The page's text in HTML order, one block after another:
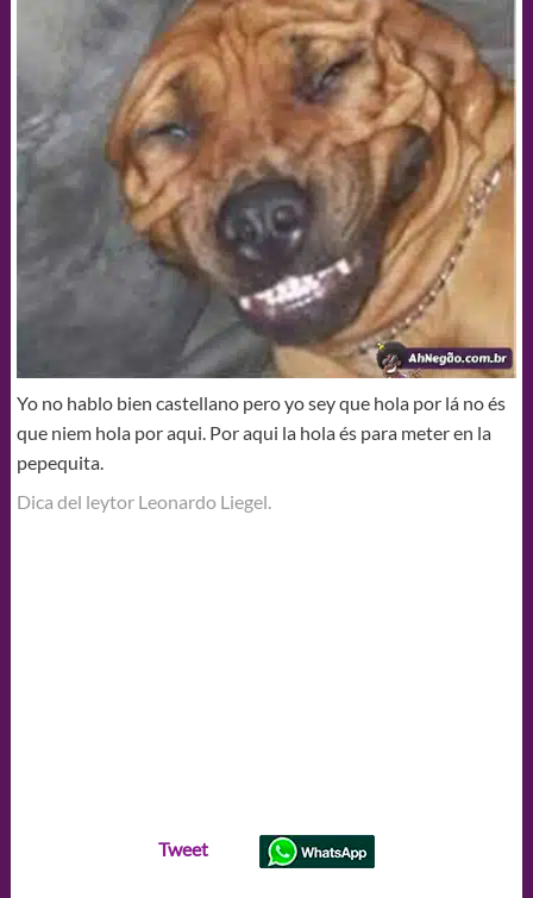
Yo no hablo bien castellano pero yo sey que hola por lá no és
que niem hola por aqui. Por aqui la hola és para meter en la
pepequita.
Dica del leytor Leonardo Liegel.
Tweet